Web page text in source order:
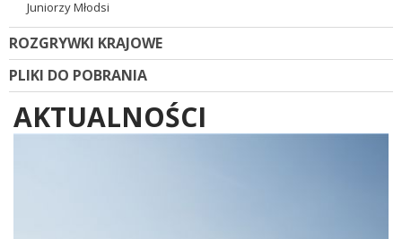
Juniorzy Młodsi
ROZGRYWKI KRAJOWE
PLIKI DO POBRANIA
AKTUALNOŚCI